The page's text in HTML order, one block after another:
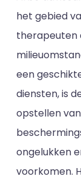
het gebied
therapeuten
een
diensten, is
opstellen
ongelukken
voorkomen.